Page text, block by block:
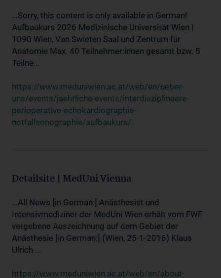
...Sorry, this content is only available in German!
Aufbaukurs 2026 Medizinische Universität Wien |
1090 Wien, Van Swieten Saal und Zentrum für
Anatomie Max. 40 Teilnehmer:innen gesamt bzw. 5
Teilne...
https://www.meduniwien.ac.at/web/en/ueber-
uns/events/jaehrliche-events/interdisziplinaere-
perioperative-echokardiographie-
notfallsonographie/aufbaukurs/
Detailsite | MedUni Vienna
...All News [in German:] Anästhesist und
Intensivmediziner der MedUni Wien erhält vom FWF
vergebene Auszeichnung auf dem Gebiet der
Anästhesie [in German:] (Wien, 25-1-2016) Klaus
Ulrich ...
https://www.meduniwien.ac.at/web/en/about-